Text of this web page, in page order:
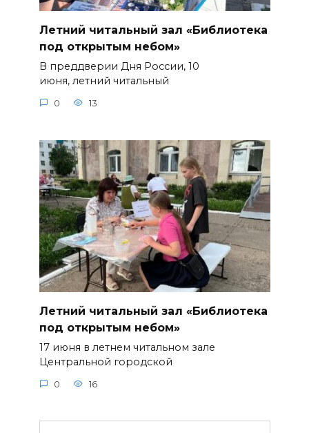
Летний читальный зал «Библиотека
под открытым небом»
В преддверии Дня России, 10
июня, летний читальный
0 13
Летний читальный зал «Библиотека
под открытым небом»
17 июня в летнем читальном зале
Центральной городской
0 16